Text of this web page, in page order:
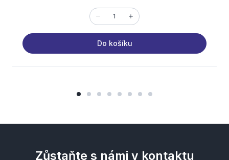
Do košíku
Zůstaňte s námi v kontaktu